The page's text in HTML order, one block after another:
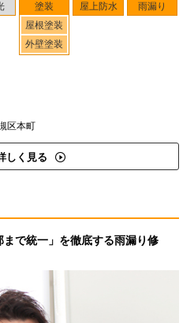
塗装
屋根塗装
外壁塗装
屋上防水 雨漏り
区本町
しく見る
まで統一」を徹底する雨漏り修